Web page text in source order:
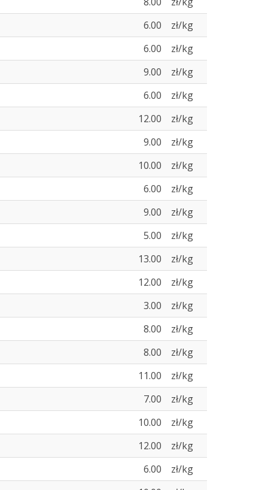
6.00
zł/kg
6.00
zł/kg
9.00
zł/kg
6.00
zł/kg
12.00
zł/kg
9.00
zł/kg
10.00
zł/kg
6.00
zł/kg
9.00
zł/kg
5.00
zł/kg
13.00
zł/kg
12.00
zł/kg
3.00
zł/kg
8.00
zł/kg
8.00
zł/kg
11.00
zł/kg
7.00
zł/kg
10.00
zł/kg
12.00
zł/kg
6.00
zł/kg